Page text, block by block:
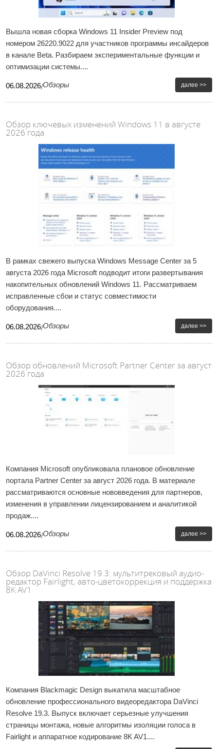
Вышла новая сборка Windows 11 Insider Preview под
номером 26220.9022 для участников программы инсайдеров
в канале Beta. Разбираем экспериментальные функции и
оптимизации системы....
06.08.2026/Обзоры далее >>
Обзор ключевых изменений Windows 11 в августе
2026 года
В рамках свежего выпуска Windows Message Center за 5
августа 2026 года Microsoft подводит итоги развертывания
накопительных обновлений Windows 11. Рассматриваем
исправленные сбои и статус совместимости
оборудования....
06.08.2026/Обзоры далее >>
Обзор обновлений Microsoft Partner Center за август
2026 года
Компания Microsoft опубликовала плановое обновление
портала Partner Center за август 2026 года. В материале
рассматриваются основные нововведения для партнеров,
изменения в управлении лицензированием и аналитикой
продаж....
06.08.2026/Обзоры далее >>
Обзор DaVinci Resolve 19.3: мультитрековый аудио-
редактор Fairlight, авто-цветокоррекция и поддержка
8K AV1
Компания Blackmagic Design выкатила масштабное
обновление профессионального видеоредактора DaVinci
Resolve 19.3. Выпуск включает серьезные улучшения
страницы монтажа, новые алгоритмы изоляции голоса в
Fairlight и аппаратное кодирование 8K AV1....